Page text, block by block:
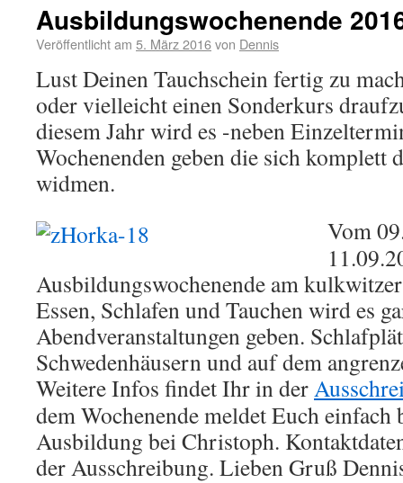
Ausbildungswochenende
Veröffentlicht am 5. März 2016von Dennis
Lust Deinen Tauchschein fertig zu
oder vielleicht einen Sonderkurs
diesem Jahr wird es -neben
Wochenenden geben die sich komplett
widmen.
Vom
Ausbildungswochenende am
Essen, Schlafen und Tauchen wird es
Abendveranstaltungen geben.
Schwedenhäusern und auf dem
Weitere Infos findet Ihr in der
dem Wochenende meldet Euch
Ausbildung bei Christoph.
der Ausschreibung. Lieben Gruß